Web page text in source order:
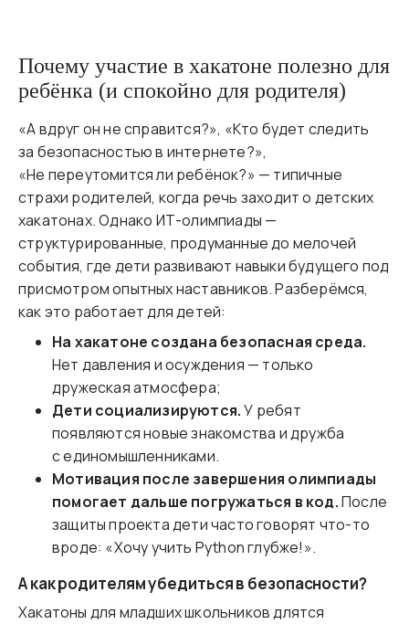
Почему участие в хакатоне полезно для
ребёнка (и спокойно для родителя)
«А вдруг он не справится?», «Кто будет следить
за безопасностью в интернете?»,
«Не переутомится ли ребёнок?» — типичные
страхи родителей, когда речь заходит о детских
хакатонах. Однако ИТ-олимпиады —
структурированные, продуманные до мелочей
события, где дети развивают навыки будущего под
присмотром опытных наставников. Разберёмся,
как это работает для детей:
На хакатоне создана безопасная среда.
Нет давления и осуждения — только
дружеская атмосфера;
Дети социализируются.У ребят
появляются новые знакомства и дружба
с единомышленниками.
Мотивация после завершения олимпиады
помогает дальше погружаться в код.После
защиты проекта дети часто говорят что-то
вроде: «Хочу учить Python глубже!».
А как родителям убедиться в безопасности?
Хакатоны для младших школьников длятся